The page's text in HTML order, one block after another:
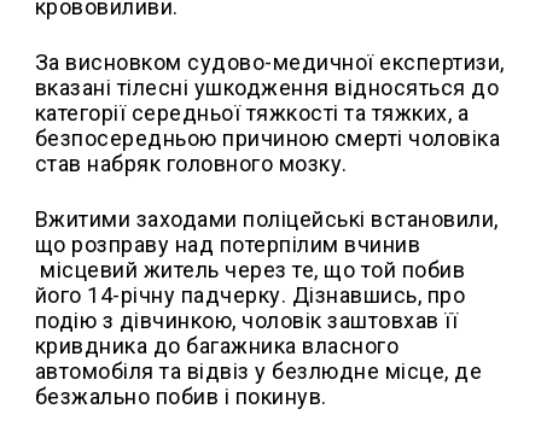
крововиливи.
За висновком судово-медичної експертизи,
вказані тілесні ушкодження відносяться до
категорії середньої тяжкості та тяжких, а
безпосередньою причиною смерті чоловіка
став набряк головного мозку.
Вжитими заходами поліцейські встановили,
що розправу над потерпілим вчинив
місцевий житель через те, що той побив
його 14-річну падчерку. Дізнавшись, про
подію з дівчинкою, чоловік заштовхав її
кривдника до багажника власного
автомобіля та відвіз у безлюдне місце, де
безжально побив і покинув.